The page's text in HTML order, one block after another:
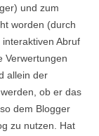
und zum
worden (durch
Abruf
Verwertungen
allein der
ob er das
dem Blogger
zu nutzen. Hat